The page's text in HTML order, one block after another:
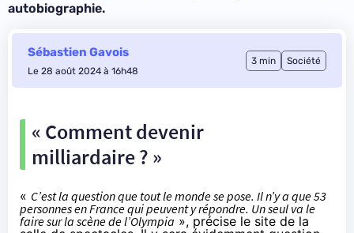
autobiographie.
Sébastien Gavois
Le 28 août 2024 à 16h48
3 min Société
« Comment devenir
milliardaire ? »
« C’est la question que tout le monde se pose. Il n’y a que 53
personnes en France qui peuvent y répondre. Un seul va le
faire sur la scène de l’Olympia », précise le site de la